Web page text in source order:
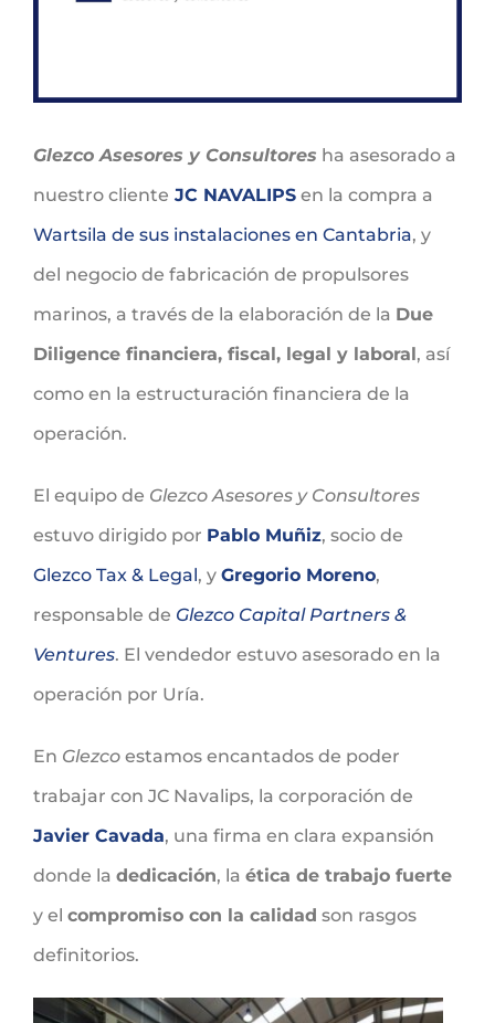
Glezco Asesores y Consultores ha asesorado a
nuestro cliente JC NAVALIPS en la compra a
Wartsila de sus instalaciones en Cantabria, y
del negocio de fabricación de propulsores
marinos, a través de la elaboración de la Due
Diligence financiera, fiscal, legal y laboral, así
como en la estructuración financiera de la
operación.
El equipo de Glezco Asesores y Consultores
estuvo dirigido por Pablo Muñiz, socio de
Glezco Tax & Legal, y Gregorio Moreno,
responsable de Glezco Capital Partners &
Ventures. El vendedor estuvo asesorado en la
operación por Uría.
En Glezco estamos encantados de poder
trabajar con JC Navalips, la corporación de
Javier Cavada, una firma en clara expansión
donde la dedicación, la ética de trabajo fuerte
y el compromiso con la calidad son rasgos
definitorios.